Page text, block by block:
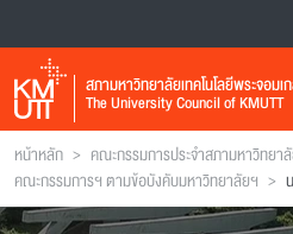
สภามหาวิทยาลัยเทคโนโลยีพระจอมเ
The University Council of KMUTT
หน้าหลัก > คณะกรรมการประจำสภามหาวิทยา
คณะกรรมการฯ ตามข้อบังคับมหาวิทยาลัยฯ >